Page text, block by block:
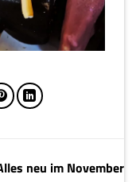
neu im November